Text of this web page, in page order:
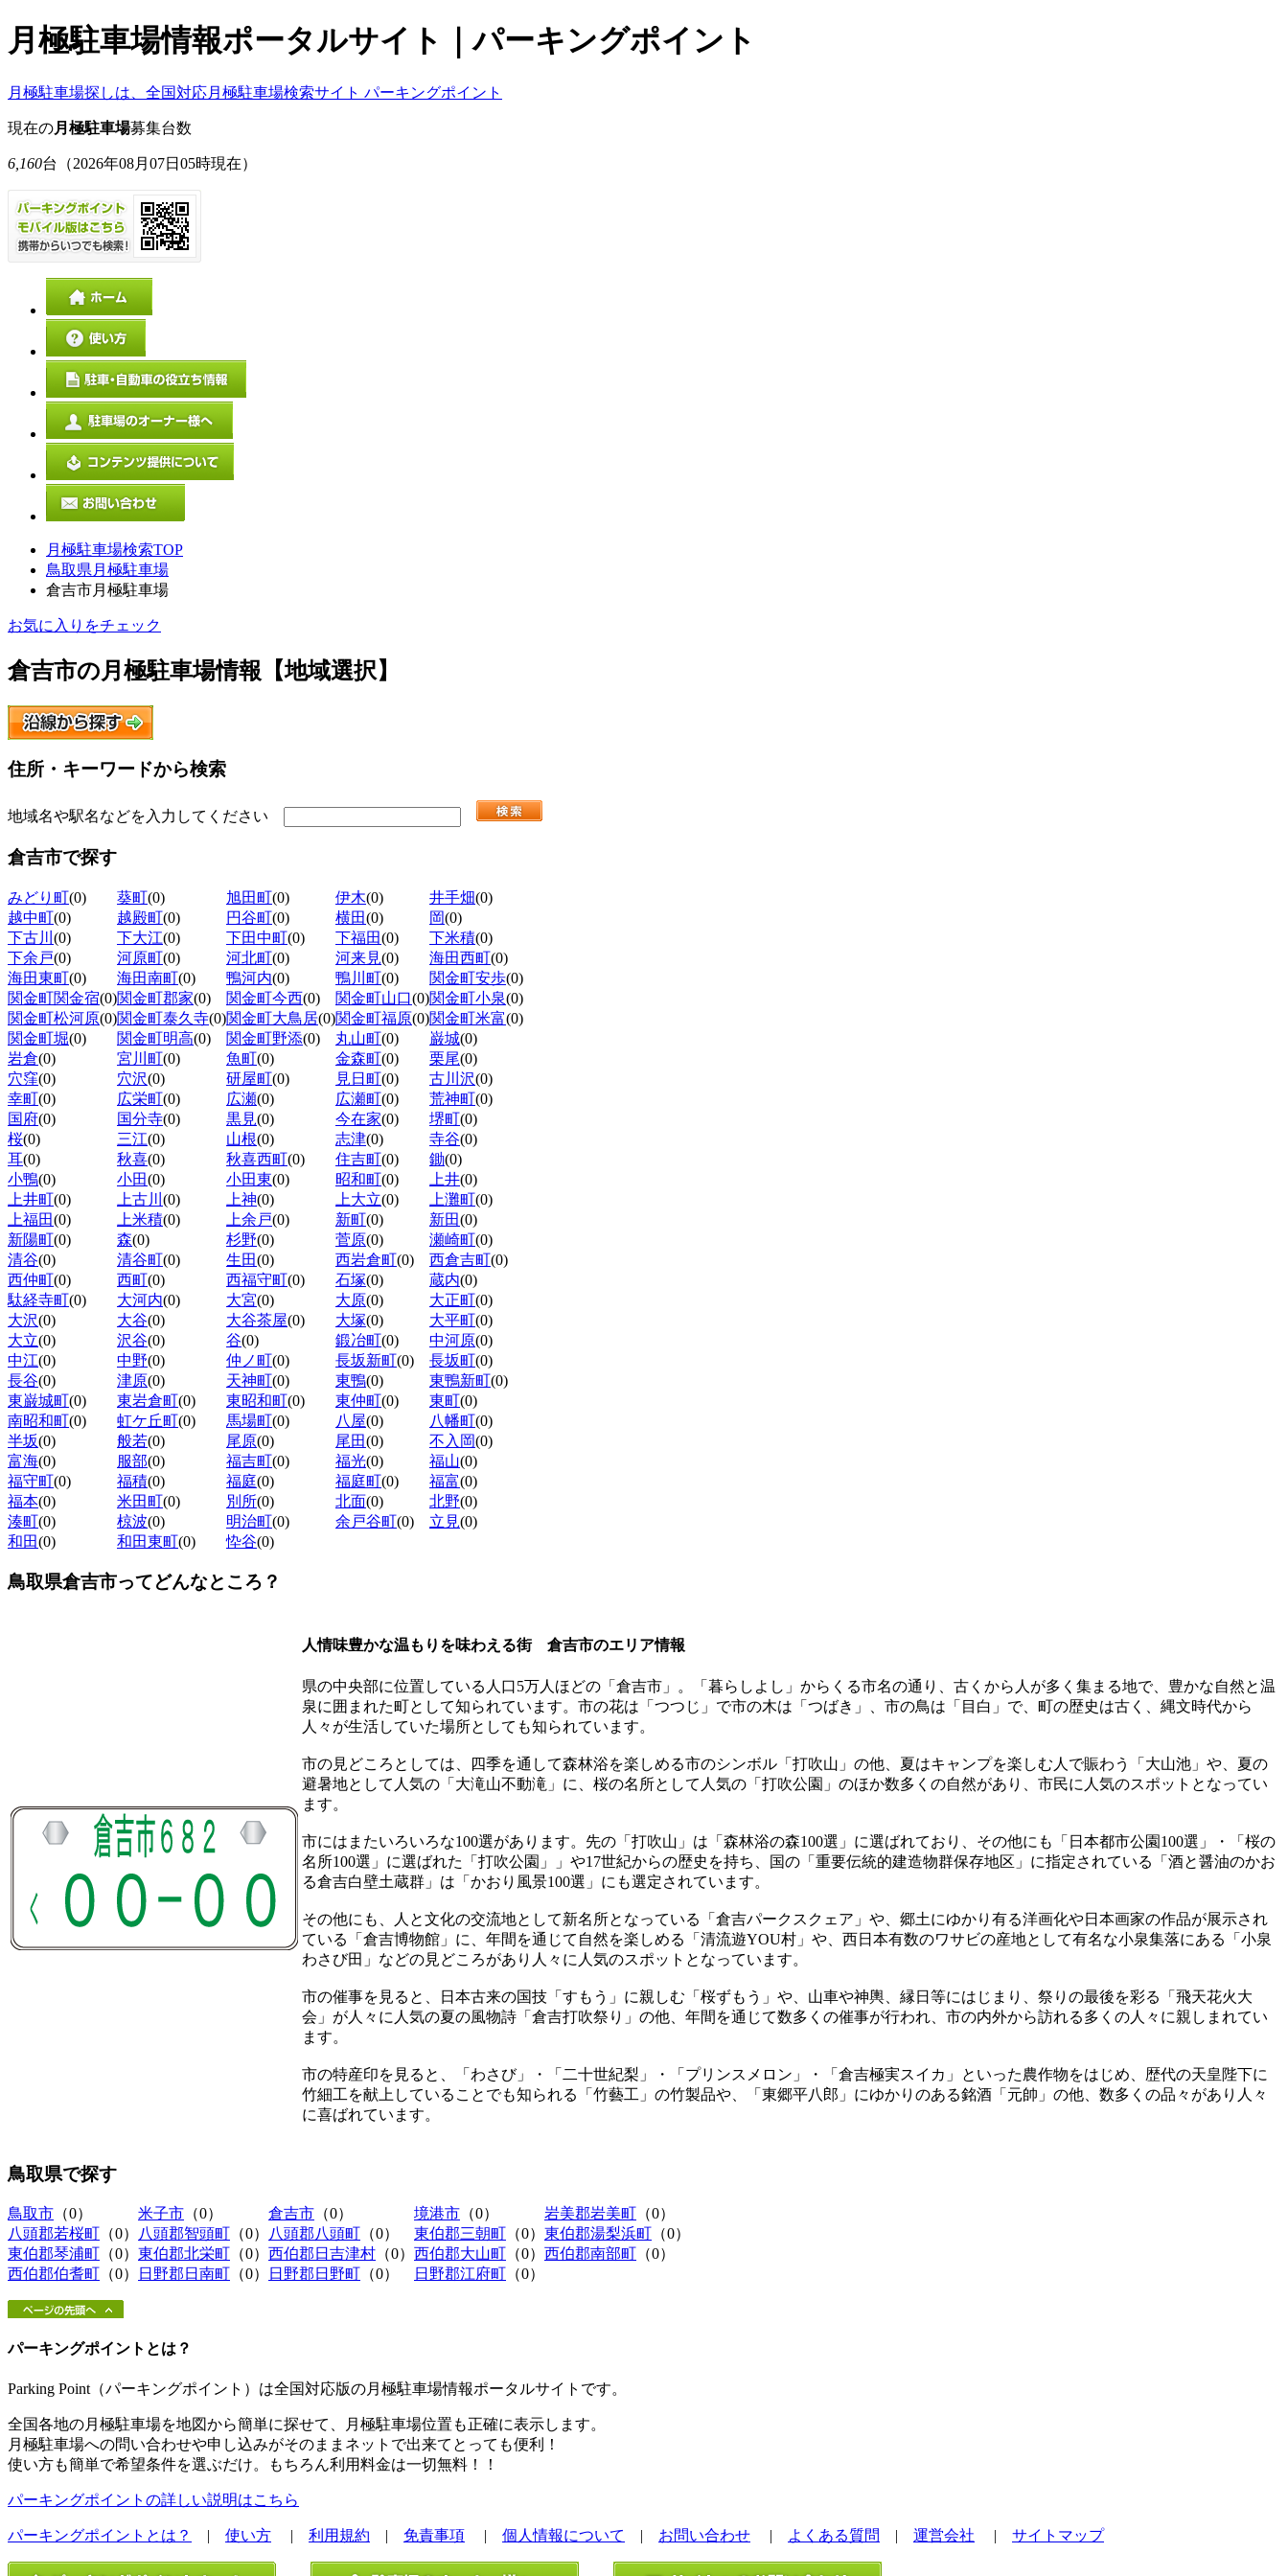
月極駐車場情報ポータルサイト｜パーキングポイント
月極駐車場探しは、全国対応月極駐車場検索サイト パーキングポイント
現在の月極駐車場募集台数
6,160台 （2026年08月07日05時現在）
月極駐車場検索TOP
鳥取県月極駐車場
倉吉市月極駐車場
お気に入りをチェック
倉吉市の月極駐車場情報【地域選択】
住所・キーワードから検索
地域名や駅名などを入力してください
倉吉市で探す
みどり町(0) 葵町(0) 旭田町(0) 伊木(0) 井手畑(0)
越中町(0) 越殿町(0) 円谷町(0) 横田(0) 岡(0)
下古川 (0) 下大江(0) 下田中町(0) 下福田(0) 下米積(0)
下余戸(0) 河原町(0) 河北町(0) 河来見(0) 海田西町(0)
海田東町(0) 海田南町(0) 鴨河内(0) 鴨川町(0) 関金町安歩(0)
関金町関金宿(0)関金町郡家(0) 関金町今西(0) 関金町山口(0)関金町小泉(0)
関金町松河原(0)関金町泰久寺(0)関金町大鳥居(0)関金町福原(0)関金町米富(0)
関金町堀(0) 関金町明高(0) 関金町野添(0) 丸山町(0) 巌城(0)
岩倉(0) 宮川町(0) 魚町(0) 金森町(0) 栗尾(0)
穴窪(0) 穴沢(0) 研屋町(0) 見日町(0) 古川沢(0)
幸町(0) 広栄町(0) 広瀬(0) 広瀬町(0) 荒神町(0)
国府(0) 国分寺(0) 黒見(0) 今在家(0) 堺町(0)
桜(0) 三江(0) 山根(0) 志津(0) 寺谷(0)
耳(0) 秋喜(0) 秋喜西町(0) 住吉町(0) 鋤(0)
小鴨(0) 小田(0) 小田東(0) 昭和町(0) 上井(0)
上井町(0) 上古川 (0) 上神(0) 上大立(0) 上灘町(0)
上福田(0) 上米積(0) 上余戸(0) 新町(0) 新田(0)
新陽町(0) 森(0) 杉野(0) 菅原(0) 瀬崎町(0)
清谷(0) 清谷町(0) 生田(0) 西岩倉町(0) 西倉吉町(0)
西仲町(0) 西町(0) 西福守町(0) 石塚(0) 蔵内(0)
駄経寺町(0) 大河内(0) 大宮(0) 大原(0) 大正町(0)
大沢(0) 大谷(0) 大谷茶屋(0) 大塚(0) 大平町(0)
大立(0) 沢谷(0) 谷(0) 鍛冶町(0) 中河原(0)
中江(0) 中野(0) 仲ノ町(0) 長坂新町(0) 長坂町(0)
長谷(0) 津原(0) 天神町(0) 東鴨(0) 東鴨新町(0)
東巌城町(0) 東岩倉町(0) 東昭和町(0) 東仲町(0) 東町(0)
南昭和町(0) 虹ケ丘町(0) 馬場町(0) 八屋(0) 八幡町(0)
半坂(0) 般若(0) 尾原(0) 尾田(0) 不入岡(0)
富海(0) 服部(0) 福吉町(0) 福光(0) 福山(0)
福守町(0) 福積(0) 福庭(0) 福庭町(0) 福富(0)
福本(0) 米田町(0) 別所(0) 北面(0) 北野(0)
湊町(0) 椋波(0) 明治町(0) 余戸谷町(0) 立見(0)
和田(0) 和田東町(0) 忰谷(0)
鳥取県倉吉市ってどんなところ？
人情味豊かな温もりを味わえる街 倉吉市のエリア情報
県の中央部に位置している人口5万人ほどの「倉吉市」。「暮らしよし」からくる市名の通り、古くから人が多く集まる地で、豊かな自然と温
泉に囲まれた町として知られています。市の花は「つつじ」で市の木は「つばき」、市の鳥は「目白」で、町の歴史は古く、縄文時代から
人々が生活していた場所としても知られています。
市の見どころとしては、四季を通して森林浴を楽しめる市のシンボル「打吹山」の他、夏はキャンプを楽しむ人で賑わう「大山池」や、夏の
避暑地として人気の「大滝山不動滝」に、桜の名所として人気の「打吹公園」のほか数多くの自然があり、市民に人気のスポットとなってい
ます。
市にはまたいろいろな100選があります。先の「打吹山」は「森林浴の森100選」に選ばれており、その他にも「日本都市公園100選」・「桜の
名所100選」に選ばれた「打吹公園」」や17世紀からの歴史を持ち、国の「重要伝統的建造物群保存地区」に指定されている「酒と醤油のかお
る倉吉白壁土蔵群」は「かおり風景100選」にも選定されています。
その他にも、人と文化の交流地として新名所となっている「倉吉パークスクェア」や、郷土にゆかり有る洋画化や日本画家の作品が展示され
ている「倉吉博物館」に、年間を通じて自然を楽しめる「清流遊YOU村」や、西日本有数のワサビの産地として有名な小泉集落にある「小泉
わさび田」などの見どころがあり人々に人気のスポットとなっています。
市の催事を見ると、日本古来の国技「すもう」に親しむ「桜ずもう」や、山車や神輿、縁日等にはじまり、祭りの最後を彩る「飛天花火大
会」が人々に人気の夏の風物詩「倉吉打吹祭り」の他、年間を通じて数多くの催事が行われ、市の内外から訪れる多くの人々に親しまれてい
ます。
市の特産印を見ると、「わさび」・「二十世紀梨」・「プリンスメロン」・「倉吉極実スイカ」といった農作物をはじめ、歴代の天皇陛下に
竹細工を献上していることでも知られる「竹藝工」の竹製品や、「東郷平八郎」にゆかりのある銘酒「元帥」の他、数多くの品々があり人々
に喜ばれています。
鳥取県で探す
鳥取市 （0） 米子市 （0） 倉吉市 （0） 境港市 （0） 岩美郡岩美町 （0）
八頭郡若桜町 （0） 八頭郡智頭町 （0） 八頭郡八頭町 （0） 東伯郡三朝町 （0） 東伯郡湯梨浜町 （0）
東伯郡琴浦町 （0） 東伯郡北栄町 （0） 西伯郡日吉津村 （0） 西伯郡大山町 （0） 西伯郡南部町 （0）
西伯郡伯耆町 （0） 日野郡日南町 （0） 日野郡日野町 （0） 日野郡江府町 （0）
パーキングポイントとは？
Parking Point（パーキングポイント）は全国対応版の月極駐車場情報ポータルサイトです。
全国各地の月極駐車場を地図から簡単に探せて、月極駐車場位置も正確に表示します。
月極駐車場への問い合わせや申し込みがそのままネットで出来てとっても便利！
使い方も簡単で希望条件を選ぶだけ。もちろん利用料金は一切無料！！
パーキングポイントの詳しい説明はこちら
パーキングポイントとは？ | 使い方 | 利用規約 | 免責事項 | 個人情報について | お問い合わせ | よくある質問 | 運営会社 | サイトマップ